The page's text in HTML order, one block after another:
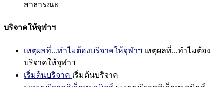
สาธารณะ
บริจาคให้จุฬาฯ
เหตุผลที่...ทำไมต้องบริจาคให้จุฬาฯ เหตุผลที่...ทำไมต้อง
บริจาคให้จุฬาฯ
เริ่มต้นบริจาค เริ่มต้นบริจาค